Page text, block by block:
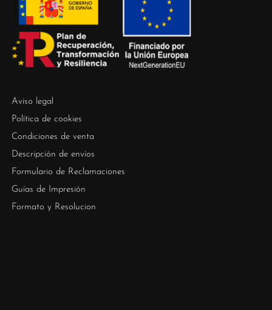
Aviso legal
Política de cookies
Condiciones de venta
Descripción de envíos
Formulario de Reclamaciones
Guías de Impresión
Formato y Resolucion